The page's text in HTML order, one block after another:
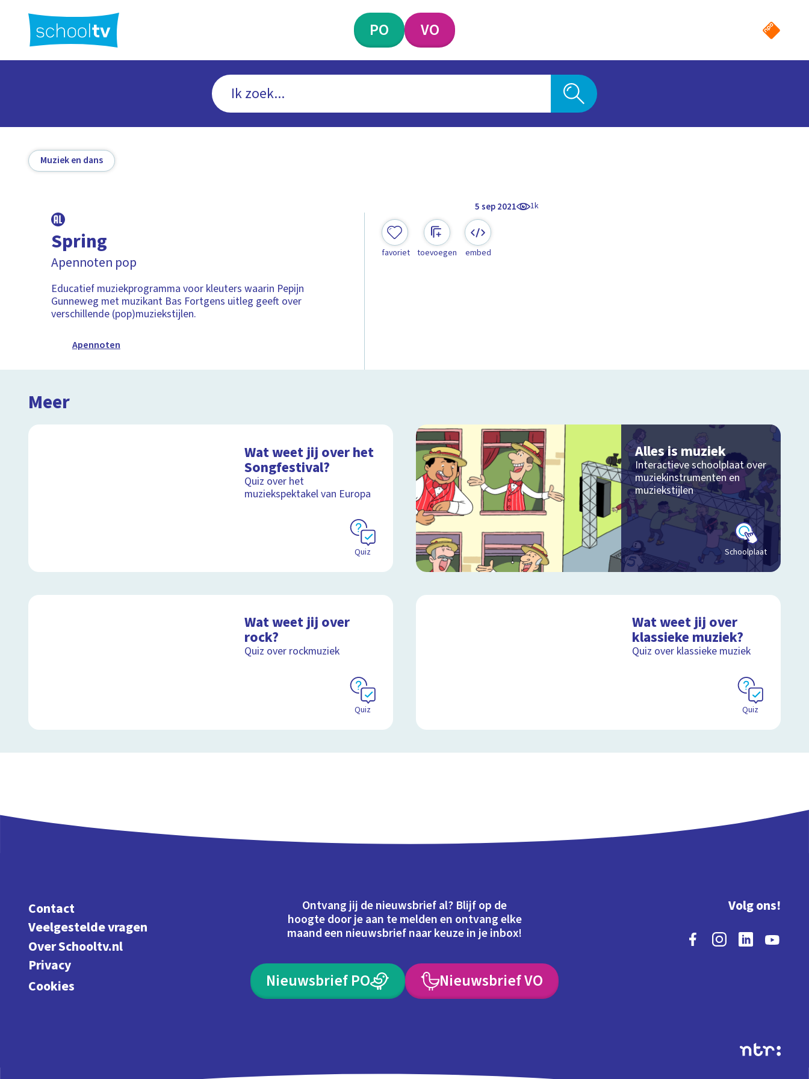
hoofdinhoud
PO VO
Muziek en dans
5 sep 2021 1k
Spring
Apennoten pop
Educatief muziekprogramma voor kleuters waarin Pepijn
Gunneweg met muzikant Bas Fortgens uitleg geeft over
verschillende (pop)muziekstijlen.
Apennoten
favoriet toevoegen embed
Meer
Wat weet jij over het
Songfestival?
Quiz over het
muziekspektakel van Europa
Quiz
Alles is muziek
Interactieve schoolplaat over
muziekinstrumenten en
muziekstijlen
Schoolplaat
Wat weet jij over
rock?
Quiz over rockmuziek
Quiz
Wat weet jij over
klassieke muziek?
Quiz over klassieke muziek
Quiz
Contact
Veelgestelde vragen
Over Schooltv.nl
Privacy
Cookies
Ontvang jij de nieuwsbrief al? Blijf op de
hoogte door je aan te melden en ontvang elke
maand een nieuwsbrief naar keuze in je inbox!
Nieuwsbrief PO Nieuwsbrief VO
Volg ons!